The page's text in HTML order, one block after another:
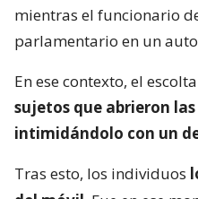
mientras el funcionario
parlamentario en un
En ese contexto, el
sujetos que abrieron
intimidándolo con un
Tras esto, los individuos